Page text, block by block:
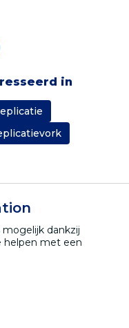
in
dankzij
helpen met een